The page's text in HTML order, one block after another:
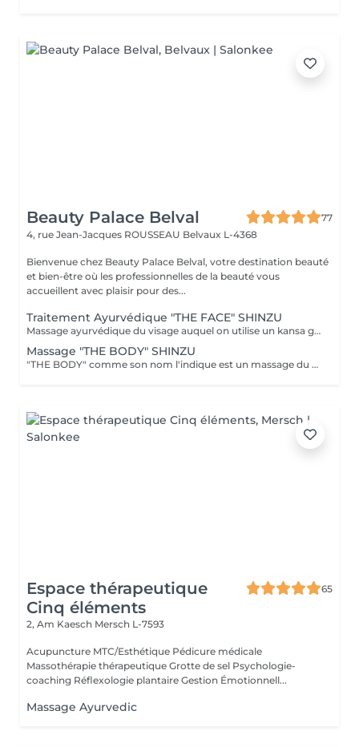
Beauty Palace Belval
77
4, rue Jean-Jacques ROUSSEAU Belvaux L-4368
Bienvenue chez Beauty Palace Belval, votre destination beauté
et bien-être où les professionnelles de la beauté vous
accueillent avec plaisir pour des...
Traitement Ayurvédique "THE FACE" SHINZU
Massage ayurvédique du visage auquel on utilise un kansa guérisseur de L'Inde. Celui-ci permet de rééquilibrer les énergies au corps, agit sur des points d'acupression pour améliorer la circulation, détendre les muscles, drainer, anti-stresse et raffermir l'ovale du visage. Résultats: *Détente *Peau lumineuse *Amélioration du tonus musculaire *Diminution des tensions faciales *Améliore les maux de tête *Anti-stress *Draine
Massage "THE BODY" SHINZU
"THE BODY" comme son nom l'indique est un massage du corps complet. (Cuir chevelu compris) Pratiqué à l'aide de KANSAS rugueux (métal guérisseur de l'inde) Voici ce que ce massage vous apportera: *Une meilleur oxygénation et circulation du sang *Il réactivera vos capacités, concentration et clarté mentale *Il améliorera vos défenses immunitaires *Il détoxifiera votre corps (drainage) *Il aidera à la régulation du sommeil *Il soulagera les tensions de la vie quotidienne *Il rééquilibrera vos énergies
Espace thérapeutique
Cinq éléments
65
2, Am Kaesch Mersch L-7593
Acupuncture MTC/Esthétique Pédicure médicale
Massothérapie thérapeutique Grotte de sel Psychologie-
coaching Réflexologie plantaire Gestion Émotionnell...
Massage Ayurvedic